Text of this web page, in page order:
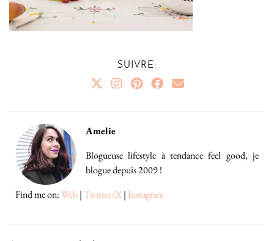
SUIVRE:
Amelie
Blogueuse lifestyle à tendance feel good, je
blogue depuis 2009 !
Find me on:Web|Twitter/X| Instagram